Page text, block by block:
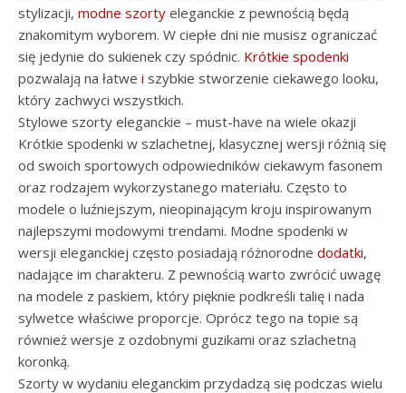
stylizacji, modne szorty eleganckie z pewnością będą
znakomitym wyborem. W ciepłe dni nie musisz ograniczać
się jedynie do sukienek czy spódnic. Krótkie spodenki
pozwalają na łatwe i szybkie stworzenie ciekawego looku,
który zachwyci wszystkich.
Stylowe szorty eleganckie – must-have na wiele okazji
Krótkie spodenki w szlachetnej, klasycznej wersji różnią się
od swoich sportowych odpowiedników ciekawym fasonem
oraz rodzajem wykorzystanego materiału. Często to
modele o luźniejszym, nieopinającym kroju inspirowanym
najlepszymi modowymi trendami. Modne spodenki w
wersji eleganckiej często posiadają różnorodne dodatki,
nadające im charakteru. Z pewnością warto zwrócić uwagę
na modele z paskiem, który pięknie podkreśli talię i nada
sylwetce właściwe proporcje. Oprócz tego na topie są
również wersje z ozdobnymi guzikami oraz szlachetną
koronką.
Szorty w wydaniu eleganckim przydadzą się podczas wielu